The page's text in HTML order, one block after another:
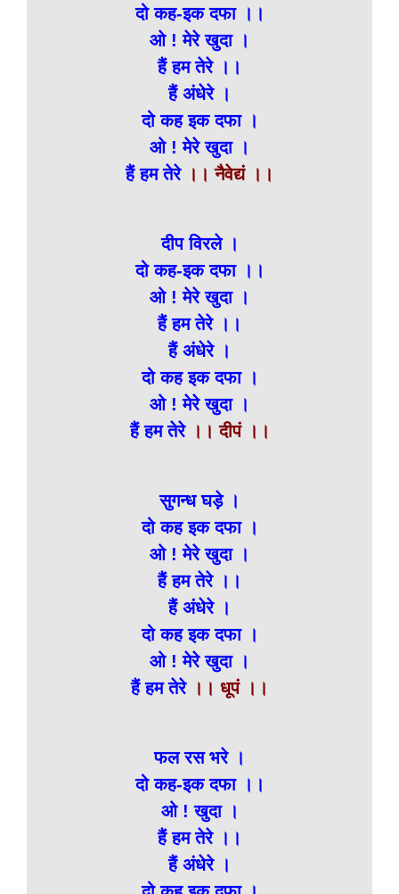
दो कह-इक दफा ।।
ओ ! मेरे खुदा ।
हैं हम तेरे ।।
हैं अंधेरे ।
दो कह इक दफा ।
ओ ! मेरे खुदा ।
हैं हम तेरे ।। नैवेद्यं ।।
दीप विरले ।
दो कह-इक दफा ।।
ओ ! मेरे खुदा ।
हैं हम तेरे ।।
हैं अंधेरे ।
दो कह इक दफा ।
ओ ! मेरे खुदा ।
हैं हम तेरे ।। दीपं ।।
सुगन्ध घड़े ।
दो कह इक दफा ।
ओ ! मेरे खुदा ।
हैं हम तेरे ।।
हैं अंधेरे ।
दो कह इक दफा ।
ओ ! मेरे खुदा ।
हैं हम तेरे ।। धूपं ।।
फल रस भरे ।
दो कह-इक दफा ।।
ओ ! खुदा ।
हैं हम तेरे ।।
हैं अंधेरे ।